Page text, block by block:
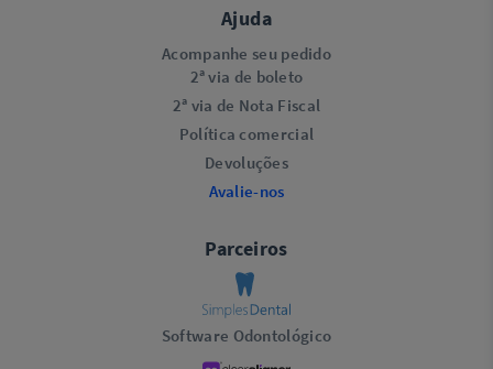
Ajuda
Acompanhe seu pedido
2ª via de boleto
2ª via de Nota Fiscal
Política comercial
Devoluções
Avalie-nos
Parceiros
Software Odontológico